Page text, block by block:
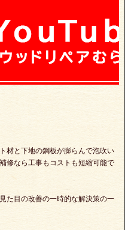
材と下地の鋼板が膨らんで泡吹い
修なら工事もコストも短縮可能で
た目の改善の一時的な解決策の一